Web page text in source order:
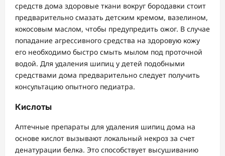
средств дома здоровые ткани вокруг бородавки стоит
предварительно смазать детским кремом, вазелином,
кокосовым маслом, чтобы предупредить ожог. В случае
попадание агрессивного средства на здоровую кожу
его необходимо быстро смыть мылом под проточной
водой. Для удаления шипиц у детей подобными
средствами дома предварительно следует получить
консультацию опытного педиатра.
Кислоты
Аптечные препараты для удаления шипиц дома на
основе кислот вызывают локальный некроз за счет
денатурации белка. Это способствует высушиванию